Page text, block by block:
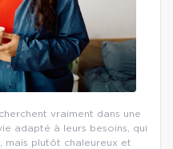
vraiment dans une
adapté à leurs besoins, qui
mais plutôt chaleureux et